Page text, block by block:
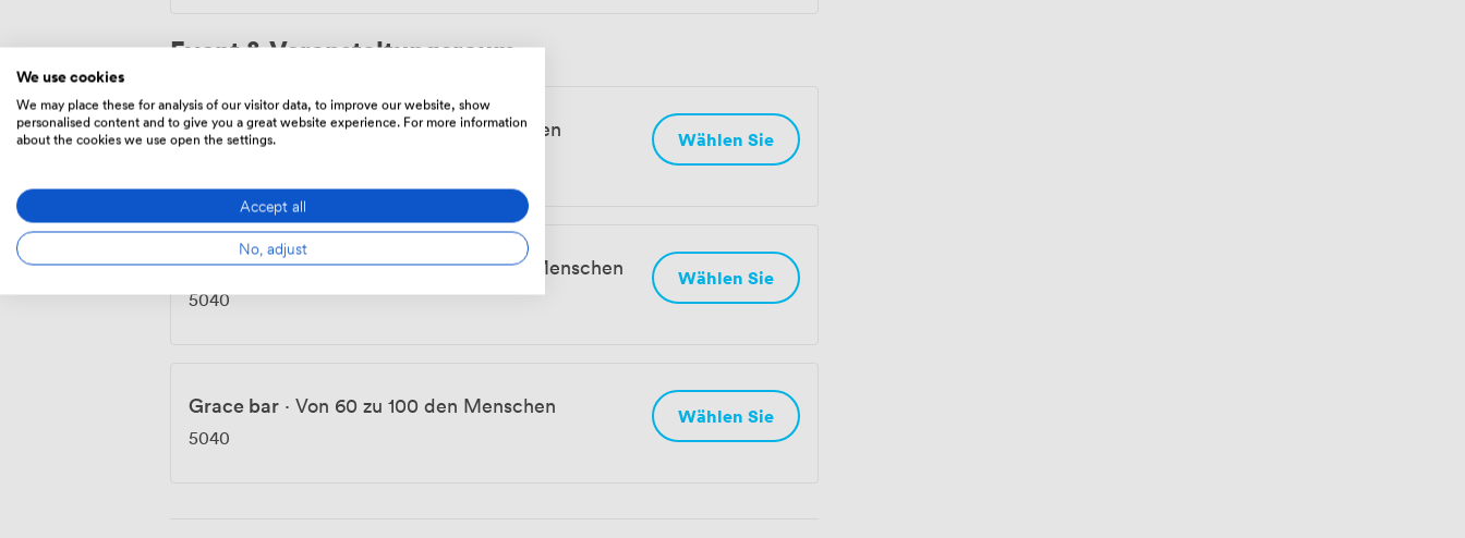
Event & Veranstaltungsraum
The rooftop·Von 48 zu 80 den Menschen Wählen Sie
Grace Restaurant·Von 60 zu 100 den Menschen
5040
Wählen Sie
Grace bar · Von 60 zu 100 den Menschen
5040
Wählen Sie
We use cookies
We may place these for analysis of our visitor data, to improve our website, show
personalised content and to give you a great website experience. For more information
about the cookies we use open the settings.
Accept all
No, adjust